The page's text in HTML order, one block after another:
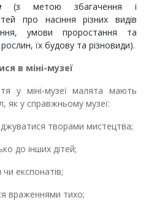
(з метою збагачення і
про насіння різних видів
умови проростання та
їх будову та різновиди).
в міні-музеї
у міні-музеї малята мають
як у справжньому музеї:
творами мистецтва;
до інших дітей;
експонатів;
враженнями тихо;